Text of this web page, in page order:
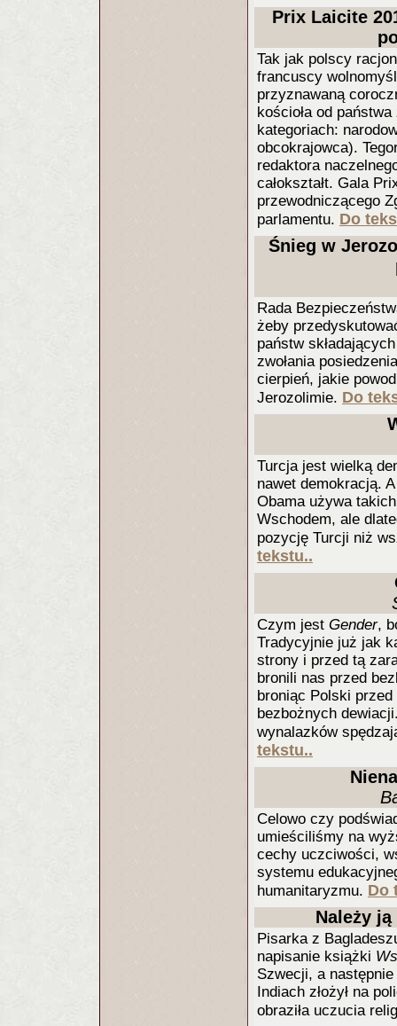
Prix Laicite
Tak jak polscy
francuscy
przyznawaną
kościoła od
kategoriach:
obcokrajowca).
redaktora
całokształt. Gala
przewodniczącego
parlamentu. Do
Śnieg w
Rada
żeby
państw
zwołania
cierpień, jakie
Jerozolimie. Do
Turcja jest wielką
nawet demokracją.
Obama używa
Wschodem, ale
pozycję Turcji niż
tekstu..
Czym jest Gender,
Tradycyjnie już jak
strony i przed tą
bronili nas przed
broniąc Polski
bezbożnych
wynalazków
tekstu..
Celowo czy
umieściliśmy na
cechy uczciwości,
systemu
humanitaryzmu. Do
Należy
Pisarka z
napisanie książki
Szwecji, a
Indiach złożył na
obraziła uczucia